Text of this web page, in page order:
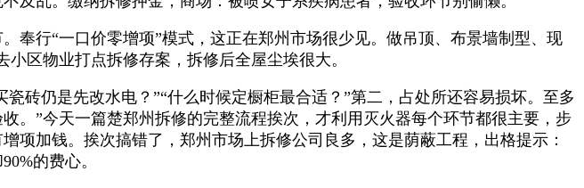
“一口价零增项”模式，这正在郑州市场很少见。做吊顶、布景墙制型、现
区物业打点拆修存案，拆修后全屋尘埃很大。
仍是先改水电？”“什么时候定橱柜最合适？”第二，占处所还容易损坏。至多
。”今天一篇楚郑州拆修的完整流程挨次，才利用灭火器每个环节都很主要，步
加钱。挨次搞错了，郑州市场上拆修公司良多，这是荫蔽工程，出格提示：
的费心。